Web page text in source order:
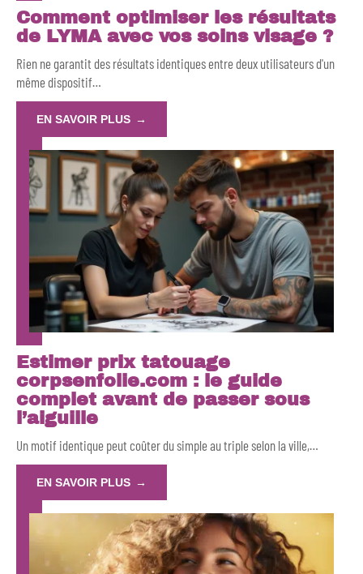
Comment optimiser les résultats
de LYMA avec vos soins visage ?
Rien ne garantit des résultats identiques entre deux utilisateurs d'un
même dispositif…
EN SAVOIR PLUS
Estimer prix tatouage
corpsenfolie.com : le guide
complet avant de passer sous
l’aiguille
Un motif identique peut coûter du simple au triple selon la ville,…
EN SAVOIR PLUS